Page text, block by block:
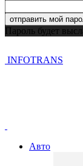
Пароль будет
INFOTRANS
Авто